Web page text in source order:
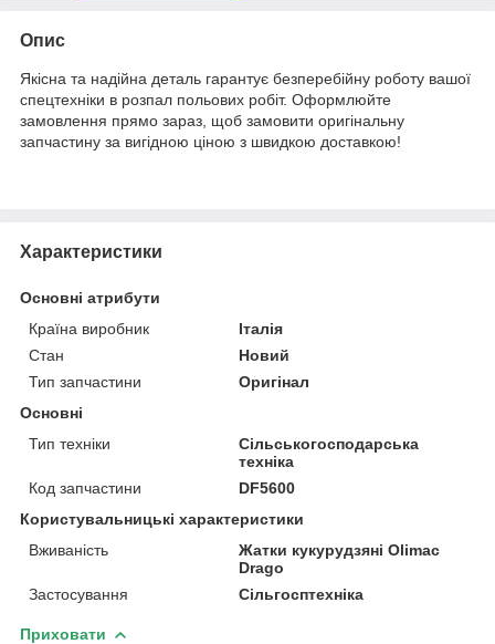
Опис
Якісна та надійна деталь гарантує безперебійну роботу вашої
спецтехніки в розпал польових робіт. Оформлюйте
замовлення прямо зараз, щоб замовити оригінальну
запчастину за вигідною ціною з швидкою доставкою!
Характеристики
Основні атрибути
Країна виробник
Італія
Стан
Новий
Тип запчастини
Оригінал
Основні
Тип техніки
Сільськогосподарська
техніка
Код запчастини
DF5600
Користувальницькі характеристики
Вживаність
Жатки кукурудзяні Olimac
Drago
Застосування
Сільгосптехніка
Приховати